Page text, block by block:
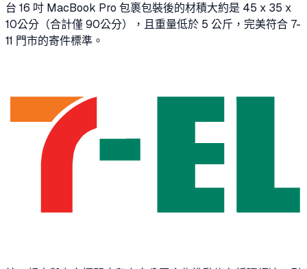
台 16 吋 MacBook Pro 包裹包裝後的材積大約是 45 x 35 x
10公分（合計僅 90公分），且重量低於 5 公斤，完美符合 7-
11 門市的寄件標準。